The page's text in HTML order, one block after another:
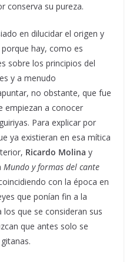
conserva su pureza.
en dilucidar el origen y
hay, como es
sobre los principios del
y a menudo
no obstante, que fue
empiezan a conocer
Para explicar por
ya existieran en esa mítica
Ricardo Molina y
Mundo y formas del cante
con la época en
que ponían fin a la
que se consideran sus
que antes solo se